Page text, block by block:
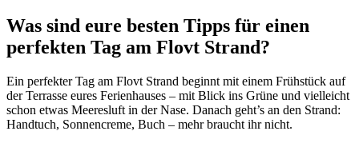
Was sind eure besten Tipps für einen
perfekten Tag am Flovt Strand?
Ein perfekter Tag am Flovt Strand beginnt mit einem Frühstück auf
der Terrasse eures Ferienhauses – mit Blick ins Grüne und vielleicht
schon etwas Meeresluft in der Nase. Danach geht’s an den Strand:
Handtuch, Sonnencreme, Buch – mehr braucht ihr nicht.